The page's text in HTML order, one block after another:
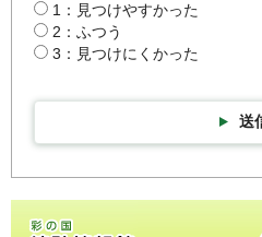
1：見つけやすかった
2：ふつう
3：見つけにくかった
送
彩の国統計情報